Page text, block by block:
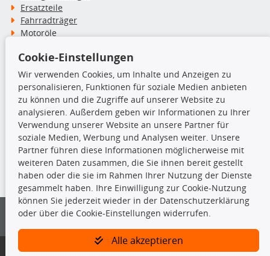
Ersatzteile
Fahrradträger
Motoröle
Schneeketten
TecDoc Inside
Die hier angezeigten Daten insbesondere die gesamte Datenbank dürfen
nicht kopiert werden.
Es ist zu unterlassen, die Daten oder die gesamte Datenbank ohne
vorherige Zustimmung von TecDoc zu vervielfältigen, zu verbreiten
und/oder diese Handlungen durch Dritte ausführen zu lassen. Ein
Bitte prüfen Sie, ob das über unseren Onlineshop identifizierte Ersatzteil
Cookie-Einstellungen
Wir verwenden Cookies, um Inhalte und Anzeigen zu
personalisieren, Funktionen für soziale Medien anbieten
zu können und die Zugriffe auf unserer Website zu
analysieren. Außerdem geben wir Informationen zu Ihrer
Verwendung unserer Website an unsere Partner für
soziale Medien, Werbung und Analysen weiter. Unsere
Partner führen diese Informationen möglicherweise mit
weiteren Daten zusammen, die Sie ihnen bereit gestellt
haben oder die sie im Rahmen Ihrer Nutzung der Dienste
gesammelt haben. Ihre Einwilligung zur Cookie-Nutzung
können Sie jederzeit wieder in der Datenschutzerklärung
oder über die Cookie-Einstellungen widerrufen.
Alle akzeptieren